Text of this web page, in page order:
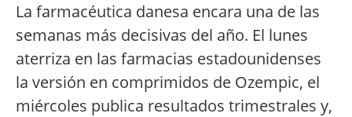
La farmacéutica danesa encara una de las
semanas más decisivas del año. El lunes
aterriza en las farmacias estadounidenses
la versión en comprimidos de Ozempic, el
miércoles publica resultados trimestrales y,